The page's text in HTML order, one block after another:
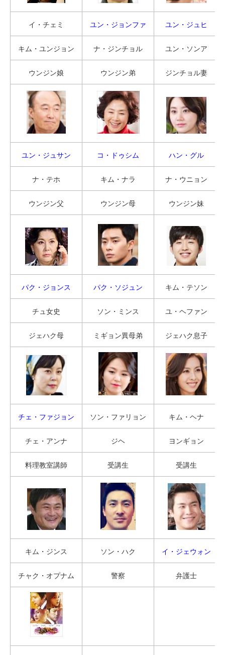
イ・チェミ ユン・ジョンファ ユン・ジュヒ
キム・ユンジョン ナ・ジンチョル ユン・ソンア
ウンジン娘 ウンジン弟 ジンチョル妻
ユン・ジュサン コ・ドゥシム ハン・グル
ナ・テホ キム・ナラ ナ・ウニョン
ウンジン父 ウンジン母 ウンジン妹
パク・ジョンス パク・ソジュン キム・テソン
チュ女史 ソン・ミンス ユ・ヘファン
ジェハク母 ミギョン異母弟 ジェハク息子
チェ・ファジョン ソン・ファリョン キム・ヘナ
チェ・アンナ ジヘ ヨンギョン
料理教室講師 受講生 受講生
キム・ジンス ソン・ハク イ・ジェウォン
チャク・オプナム 警察 弁護士